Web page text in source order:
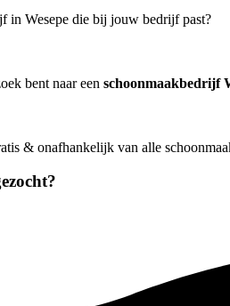
in Wesepe die bij jouw bedrijf past?
bent naar een schoonmaakbedrijf
& onafhankelijk van alle